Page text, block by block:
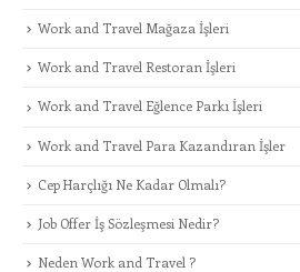
Work and Travel Mağaza İşleri
Work and Travel Restoran İşleri
Work and Travel Eğlence Parkı İşleri
Work and Travel Para Kazandıran İşler
Cep Harçlığı Ne Kadar Olmalı?
Job Offer İş Sözleşmesi Nedir?
Neden Work and Travel ?